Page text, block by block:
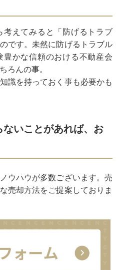
考えてみると「防げるトラブ
です。未然に防げるトラブル
豊かな信頼のおける不動産会
ろんの事。
識を持っておく事も必要かも
ないことがあれば、お
ウハウが多数ございます。売
売却方法をご提案しておりま